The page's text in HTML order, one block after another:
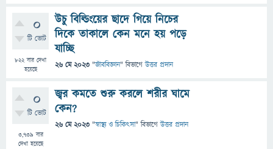
0
টি ভোট
822বার দেখা
হয়েছে
উচু বিল্ডিংয়ের ছাদে গিয়ে নিচের
দিকে তাকালে কেন মনে হয় পড়ে
যাচ্ছি
26 মে 2023 "জীববিজ্ঞান" বিভাগে উত্তর প্রদান
0
টি ভোট
3,739 বার
দেখা হয়েছে
জ্বর কমতে শুরু করলে শরীর ঘামে
কেন?
26 মে 2023 "স্বাস্থ্য ও চিকিৎসা" বিভাগে উত্তর প্রদান